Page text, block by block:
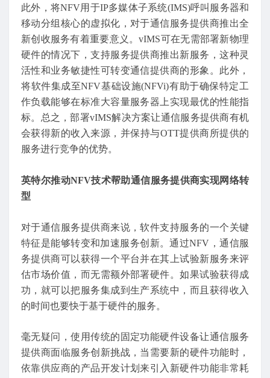
此外，将NFV用于IP多媒体子系统(IMS)呼叫服务器和
移动分组核心的虚拟化，对于通信服务提供商推出全
新创收服务有着重要意义。vIMS可在无需部署新物理
硬件的情况下，支持服务提供商推出新服务，这种灵
活性和业务敏捷性可转变通信提供商的形象。此外，
将软件集成至NFV基础设施(NFVi)有助于确保特定工
作负载能够在标准大容量服务器上实现最优的性能指
标。总之，部署vIMS解决方案让通信服务提供商有机
会获得新的收入来源，并保持与OTT提供商所提供的
服务进行竞争的优势。
英特尔推动NFV技术帮助通信服务提供商实现网络转
型
对于通信服务提供商来说，软件支持服务的一个关键
特征是能够转变和加速服务创新。通过NFV，通信服
务提供商可以获得一个平台并在其上试验新服务来评
估市场价值，而无需额外部署硬件。如果试验获得成
功，就可以把服务集成到生产系统中，而且获得收入
的时间也要快于基于硬件的服务。
毫无疑问，使用传统的固定功能硬件设备让通信服务
提供商面临服务创新挑战，当需要新的硬件功能时，
依靠供应商的产品开发计划来引入新硬件功能非常耗